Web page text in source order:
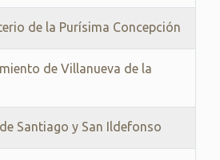
de la Purísima Concepción
de Villanueva de la
Santiago y San Ildefonso